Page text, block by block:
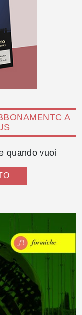
A
quando vuoi